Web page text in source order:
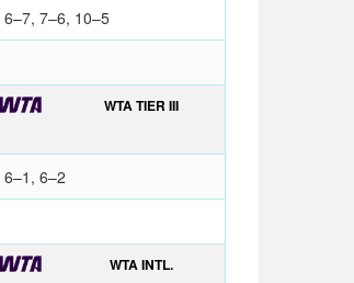
6–7, 7–6, 10–5
WTA TIER III
6–1, 6–2
WTA INTL.